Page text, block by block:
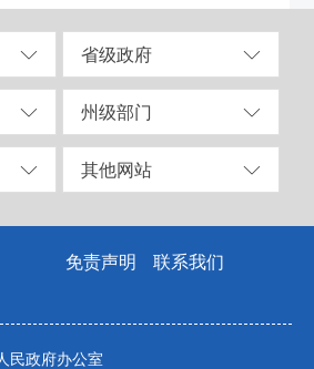
省级政府
州级部门
其他网站
免责声明
联系我们
民政府办公室